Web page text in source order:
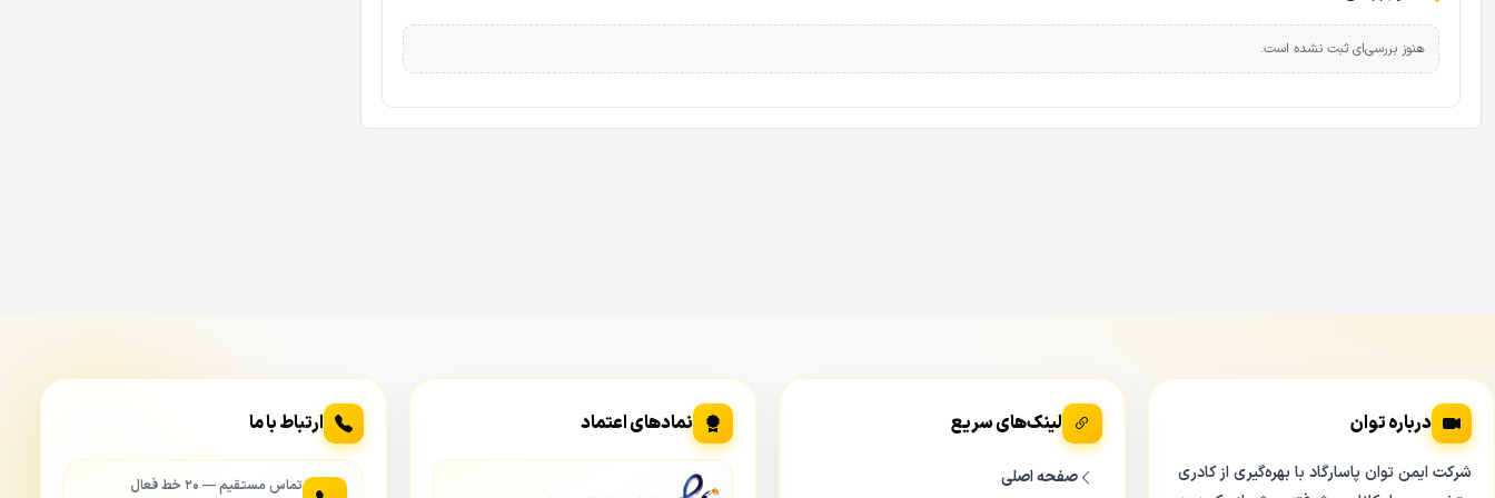
عبور دهند. فن‌های قدرتمند در پشت دستگاه، گرمای تولید شده توسط ۸ هارد را به سرعت خارج می‌کنند. این سیستم خنک‌کننده هوشمند در
NVR5832-EI
باعث می‌شود حتی اگر دستگاه را در اتاقکی گرم در جنوب کشور نصب کنید، پایداری خود را حفظ کند. صدای فن‌ها نیز به صورت هوشمند کنترل می‌شود؛ یعنی اگر
هنوز بررسی‌ای ثبت نشده است.
درباره توان
شرکت ایمن توان پاسارگاد با بهره‌گیری از کادری
لینک‌های سریع
صفحه اصلی
نمادهای اعتماد ارتباط با ما
تماس مستقیم — ۲۰ خط فعال